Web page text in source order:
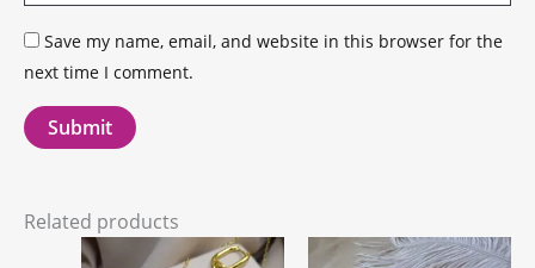
Save my name, email, and website in this browser for the
next time I comment.
Related products